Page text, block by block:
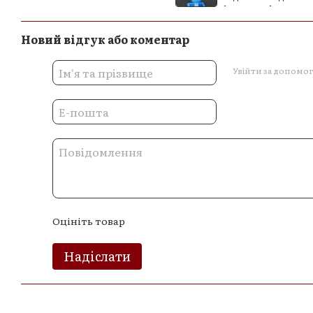
Новий відгук або коментар
Увійти за
Оцініть товар
Надіслати